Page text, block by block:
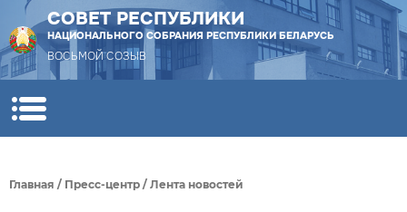
СОВЕТ РЕСПУБЛИКИ
НАЦИОНАЛЬНОГО СОБРАНИЯ РЕСПУБЛИКИ БЕЛАРУСЬ
ВОСЬМОЙ СОЗЫВ
Главная / Пресс-центр / Лента новостей